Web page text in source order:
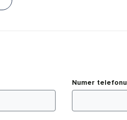
Numer telefonu